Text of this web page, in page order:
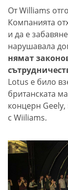
От Williams
Компанията
и да е
нарушавала
нямат
Lotus е било
британската
концерн
с Wiiliams.